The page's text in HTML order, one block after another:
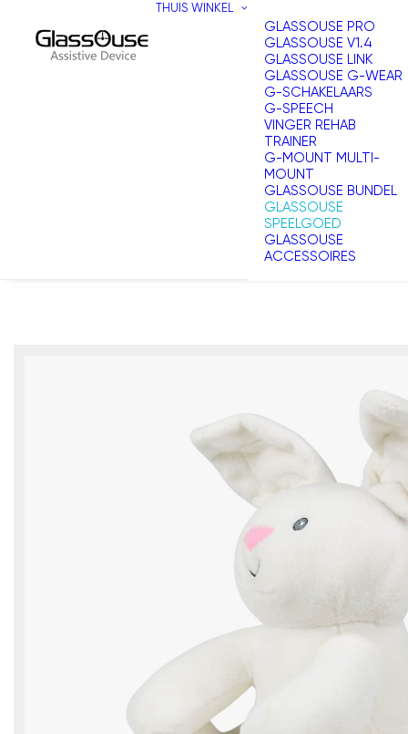
THUIS WINKEL
GLASSOUSE PRO
GLASSOUSE V1.4
GLASSOUSE LINK
GLASSOUSE G-WEAR
G-SCHAKELAARS
G-SPEECH
VINGER REHAB
TRAINER
G-MOUNT MULTI-
MOUNT
GLASSOUSE BUNDEL
GLASSOUSE
SPEELGOED
GLASSOUSE
ACCESSOIRES